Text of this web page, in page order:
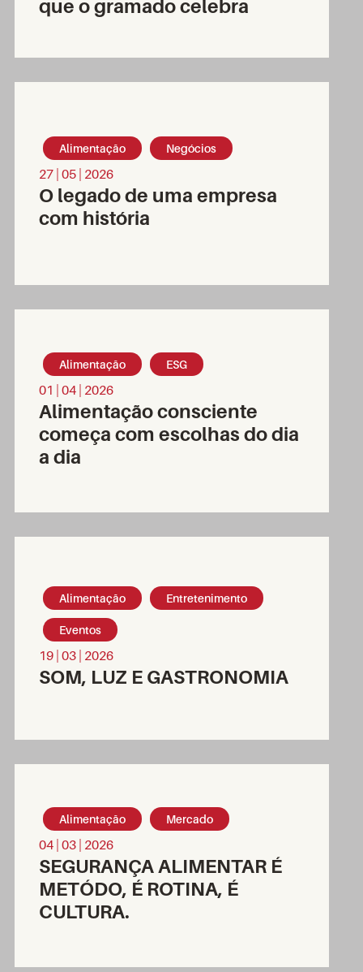
que o gramado celebra
Alimentação Negócios
27 | 05 | 2026
O legado de uma empresa
com história
Alimentação ESG
01 | 04 | 2026
Alimentação consciente
começa com escolhas do dia
a dia
Alimentação Entretenimento
Eventos
19 | 03 | 2026
SOM, LUZ E GASTRONOMIA
Alimentação Mercado
04 | 03 | 2026
SEGURANÇA ALIMENTAR É
METÓDO, É ROTINA, É
CULTURA.